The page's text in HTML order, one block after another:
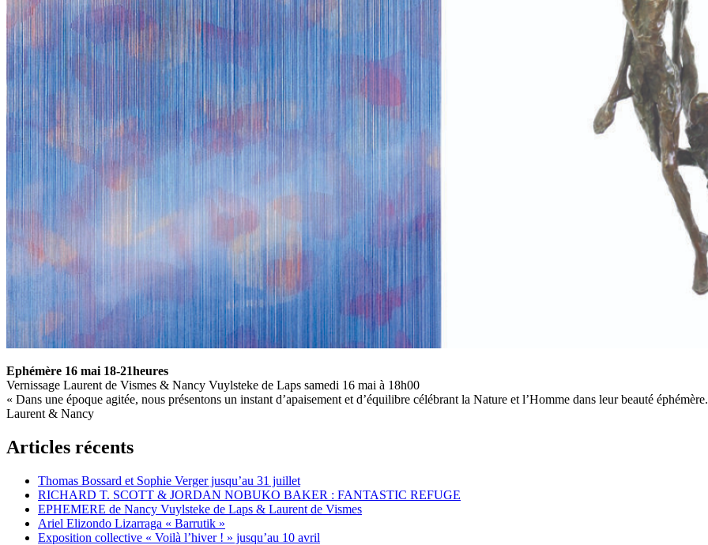
Ephémère 16 mai 18-21heures
Vernissage Laurent de Vismes & Nancy Vuylsteke de Laps samedi 16 mai à 18h00
« Dans une époque agitée, nous présentons un instant d’apaisement et d’équilibre célébrant la Nature et l’Homme dans leur beauté
Laurent & Nancy
Articles récents
Thomas Bossard et Sophie Verger jusqu’au 31 juillet
RICHARD T. SCOTT & JORDAN NOBUKO BAKER : FANTASTIC REFUGE
EPHEMERE de Nancy Vuylsteke de Laps & Laurent de Vismes
Ariel Elizondo Lizarraga « Barrutik »
Exposition collective « Voilà l’hiver ! » jusqu’au 10 avril